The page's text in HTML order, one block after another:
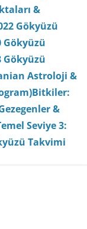
&
Gökyüzü
Gökyüzü
Gökyüzü
Astroloji &
Bitkiler:
&
Seviye 3:
Takvimi